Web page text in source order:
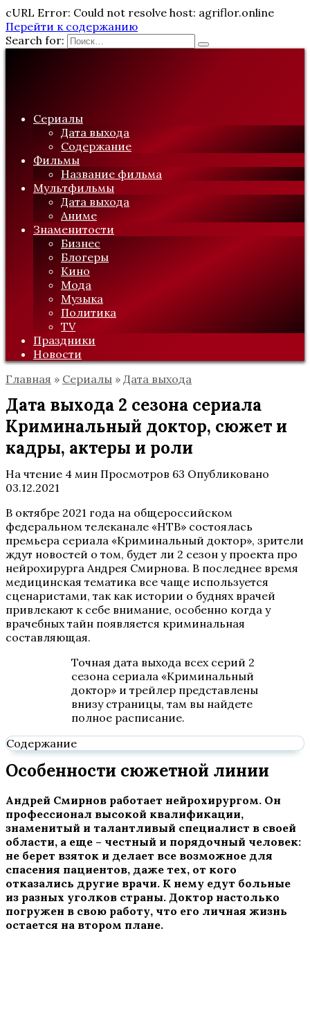
cURL Error: Could not resolve host: agriflor.online
Перейти к содержанию
Search for:
Сериалы
Дата выхода
Содержание
Фильмы
Название фильма
Мультфильмы
Дата выхода
Аниме
Знаменитости
Бизнес
Блогеры
Кино
Мода
Музыка
Политика
TV
Праздники
Новости
Главная » Сериалы » Дата выхода
Дата выхода 2 сезона сериала
Криминальный доктор, сюжет и
кадры, актеры и роли
На чтение 4 мин Просмотров 63 Опубликовано
03.12.2021
В октябре 2021 года на общероссийском
федеральном телеканале «НТВ» состоялась
премьера сериала «Криминальный доктор», зрители
ждут новостей о том, будет ли 2 сезон у проекта про
нейрохирурга Андрея Смирнова. В последнее время
медицинская тематика все чаще используется
сценаристами, так как истории о буднях врачей
привлекают к себе внимание, особенно когда у
врачебных тайн появляется криминальная
составляющая.
Точная дата выхода всех серий 2
сезона сериала «Криминальный
доктор» и трейлер представлены
внизу страницы, там вы найдете
полное расписание.
Содержание
Особенности сюжетной линии
Андрей Смирнов работает нейрохирургом. Он
профессионал высокой квалификации,
знаменитый и талантливый специалист в своей
области, а еще – честный и порядочный человек:
не берет взяток и делает все возможное для
спасения пациентов, даже тех, от кого
отказались другие врачи. К нему едут больные
из разных уголков страны. Доктор настолько
погружен в свою работу, что его личная жизнь
остается на втором плане.